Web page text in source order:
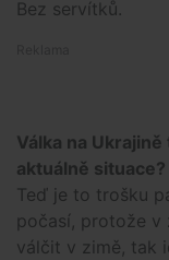
Bez servítků.
Válka na
aktuálně situace?
Teď je to trošku
počasí, protože v
válčit v zimě, tak